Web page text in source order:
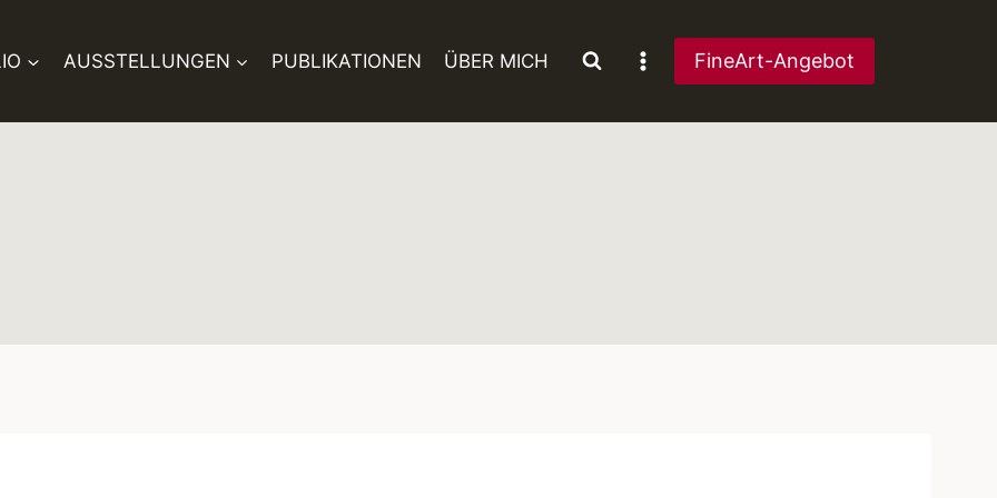
AUSSTELLUNGEN PUBLIKATIONEN ÜBER MICH FineArt-Angebot